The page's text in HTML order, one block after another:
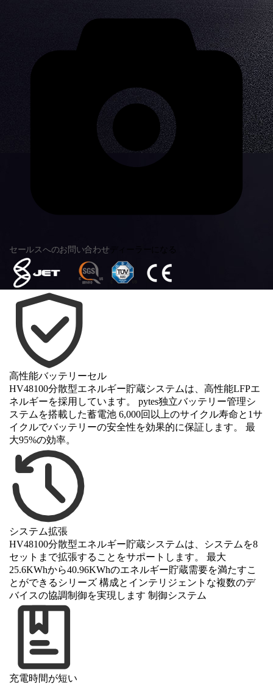
セールスへのお問い合わせ
高性能バッテリーセル
HV48100分散型エネルギー貯蔵システムは、高性能LFPエ
ネルギーを採用しています。 pytes独立バッテリー管理シ
ステムを搭載した蓄電池 6,000回以上のサイクル寿命と1サ
イクルでバッテリーの安全性を効果的に保証します。 最
大95%の効率。
システム拡張
HV48100分散型エネルギー貯蔵システムは、システムを8
セットまで拡張することをサポートします。 最大
25.6KWhから40.96KWhのエネルギー貯蔵需要を満たすこ
とができるシリーズ 構成とインテリジェントな複数のデ
バイスの協調制御を実現します 制御システム
充電時間が短い